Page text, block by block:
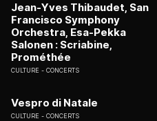
Jean-Yves Thibaudet, San
Francisco Symphony
Orchestra, Esa-Pekka
Salonen : Scriabine,
Prométhée
CULTURE CONCERTS
Vespro di Natale
CULTURE CONCERTS